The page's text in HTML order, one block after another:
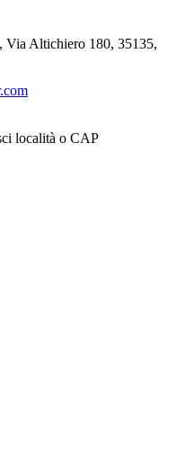
Via Altichiero 180, 35135,
località o CAP